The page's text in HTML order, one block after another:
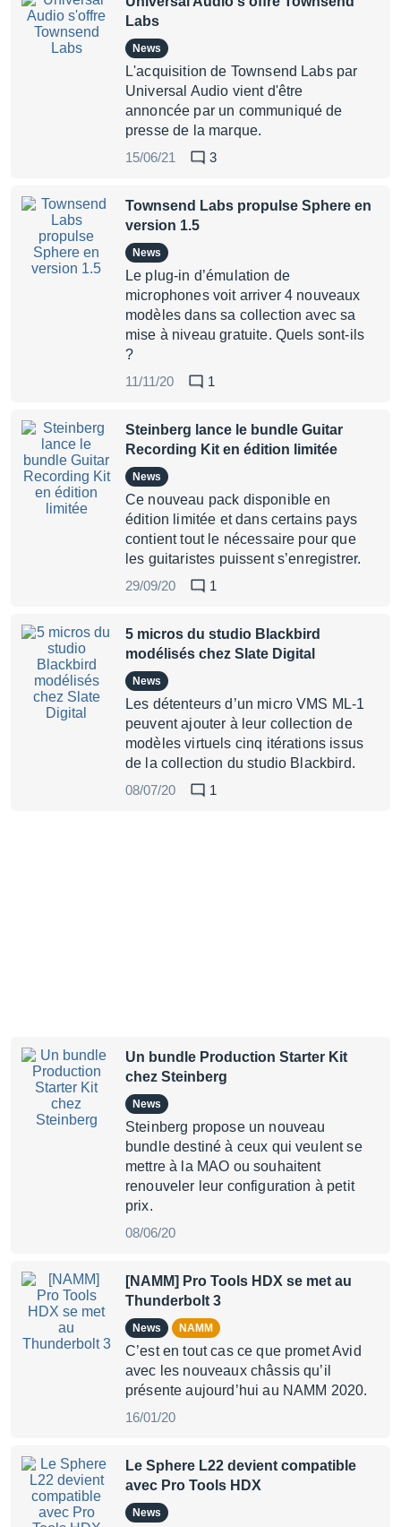
Labs
News
L'acquisition de Townsend Labs par
Universal Audio vient d'être
annoncée par un communiqué de
presse de la marque.
15/06/21
3
Townsend Labs propulse Sphere en
version 1.5
News
Le plug-in d’émulation de
microphones voit arriver 4 nouveaux
modèles dans sa collection avec sa
mise à niveau gratuite. Quels sont-ils
?
11/11/20
1
Steinberg lance le bundle Guitar
Recording Kit en édition limitée
News
Ce nouveau pack disponible en
édition limitée et dans certains pays
contient tout le nécessaire pour que
les guitaristes puissent s’enregistrer.
29/09/20
1
5 micros du studio Blackbird
modélisés chez Slate Digital
News
Les détenteurs d’un micro VMS ML-1
peuvent ajouter à leur collection de
modèles virtuels cinq itérations issus
de la collection du studio Blackbird.
08/07/20
1
Un bundle Production Starter Kit
chez Steinberg
News
Steinberg propose un nouveau
bundle destiné à ceux qui veulent se
mettre à la MAO ou souhaitent
renouveler leur configuration à petit
prix.
08/06/20
[NAMM] Pro Tools HDX se met au
Thunderbolt 3
News NAMM
C’est en tout cas ce que promet Avid
avec les nouveaux châssis qu’il
présente aujourd’hui au NAMM 2020.
16/01/20
Le Sphere L22 devient compatible
avec Pro Tools HDX
News